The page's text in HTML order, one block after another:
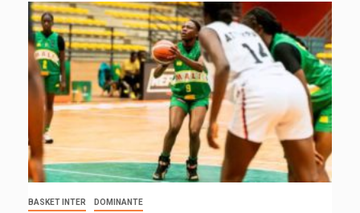
BASKET INTER DOMINANTE